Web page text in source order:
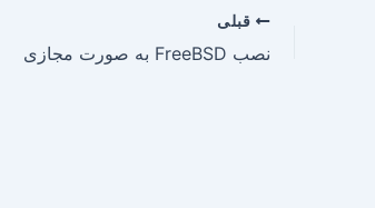
قبلی
نصب FreeBSD به صورت مجازی